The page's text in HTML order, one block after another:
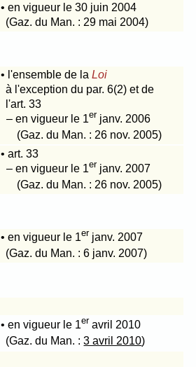
• en vigueur le 30 juin 2004
(Gaz. du Man. : 29 mai 2004)
• l'ensemble de la Loi
à l'exception du par. 6(2) et de
l'art. 33
– en vigueur le 1er janv. 2006
(Gaz. du Man. : 26 nov. 2005)
• art. 33
– en vigueur le 1er janv. 2007
(Gaz. du Man. : 26 nov. 2005)
• en vigueur le 1er janv. 2007
(Gaz. du Man. : 6 janv. 2007)
• en vigueur le 1er avril 2010
(Gaz. du Man. :3 avril 2010)